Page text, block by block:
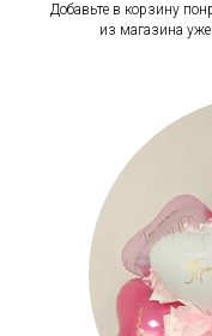
Добавьте в корзину
из магазина